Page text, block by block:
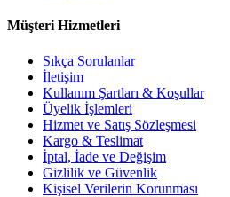
Müşteri Hizmetleri
Sıkça Sorulanlar
İletişim
Kullanım Şartları & Koşullar
Üyelik İşlemleri
Hizmet ve Satış Sözleşmesi
Kargo & Teslimat
İptal, İade ve Değişim
Gizlilik ve Güvenlik
Kişisel Verilerin Korunması